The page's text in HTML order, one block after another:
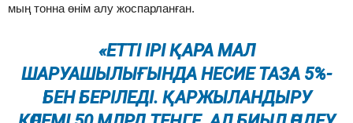
мың тонна өнім алу жоспарланған.
«ЕТТІ ІРІ ҚАРА МАЛ
ШАРУАШЫЛЫҒЫНДА НЕСИЕ ТАЗА 5%-
БЕН БЕРІЛЕДІ. ҚАРЖЫЛАНДЫРУ